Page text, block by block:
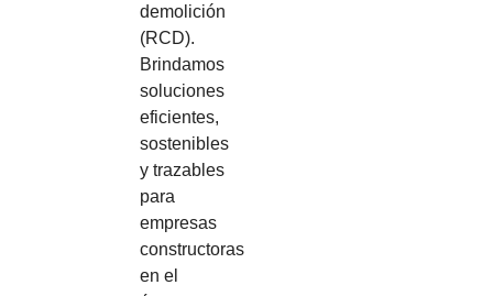
demolición
(RCD).
Brindamos
soluciones
eficientes,
sostenibles
y trazables
para
empresas
constructoras
en el